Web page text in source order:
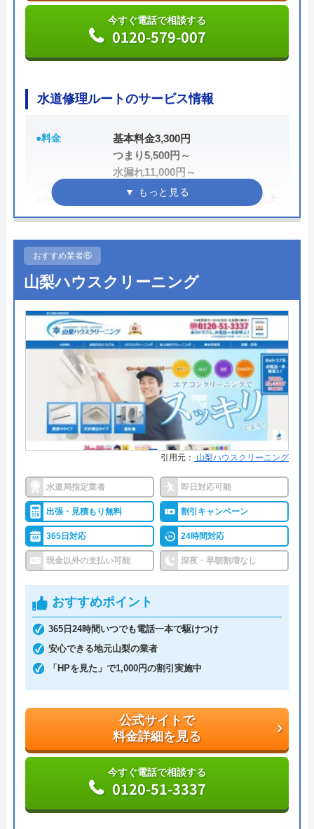
で業者を手配してくれて最短30分でスピード駆け付
けしてくれるところです。
う。
もちろん見積もりは無料ですし、出張・キャンセル
についても無料ですので、まずはサイトを覗いてみ
てはいかがでしょうか？
公式サイトで
料金詳細を見る
今すぐ電話で相談する
0120-569-365
水の生活救急車の基本情報
株式会社生活救急車
代表者 楯広長
〒460-0008
名古屋市中区栄1丁目14-15
対応エリア
今すぐ電話で相談する
0120-579-007
水道修理ルートのサービス情報
●料金
基本料金3,300円
つまり5,500円～
水漏れ11,000円～
●キャンペーン
HP限定割、作業料金から最大
3,000円割引
●駆けつけ時間 最短15分
●定休日 年中無休
●出張見積もり 出張見積もり無料
●支払い方法
現金、PayPay、クレジットカー
ド、NP後払い
累計対応件数100万件以上
●保証・保険
1〜3年の無料点検・無料保証制度
PL保険加入業者
水道修理ルートがおすすめの理由
株式会社クリーンライフが運営する水まわり修理サ
ービス「水道修理ルート」は、水道局指定工事店の
関東・中部・近畿・中国と全国規模で対応エリアを
展開しており、各エリアの水道局から認定を受けて
います。
相談の受付は24時間体制かつ365日対応しており、
相談から出張・見積もりまでの費用は発生しませ
ん。
さらに最短15分での駆けつけで非常にスピーディな
対応を強みとしており、安心かつ心強い業者でもあ
創業21年の中で累計100万件以上もの相談実績を持
おすすめ業者⑥
山梨ハウスクリーニング
引用元： 山梨ハウスクリーニング
水道局指定業者 即日対応可能
出張・見積もり無料 割引キャンペーン
365日対応 24時間対応
現金以外の支払い可能 深夜・早朝割増なし
おすすめポイント
365日24時間いつでも電話一本で駆けつけ
安心できる地元山梨の業者
「HPを見た」で1,000円の割引実施中
公式サイトで
料金詳細を見る
今すぐ電話で相談する
0120-51-3337